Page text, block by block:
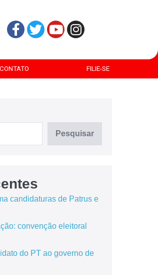
CONTATO FILIE-SE
Pesquisar
candidaturas de Patrus e
convenção eleitoral
do PT ao governo de